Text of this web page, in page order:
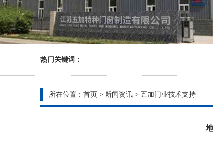
热门关键词：
所在位置： 首页 > 新闻资讯 > 五加门业技术支持